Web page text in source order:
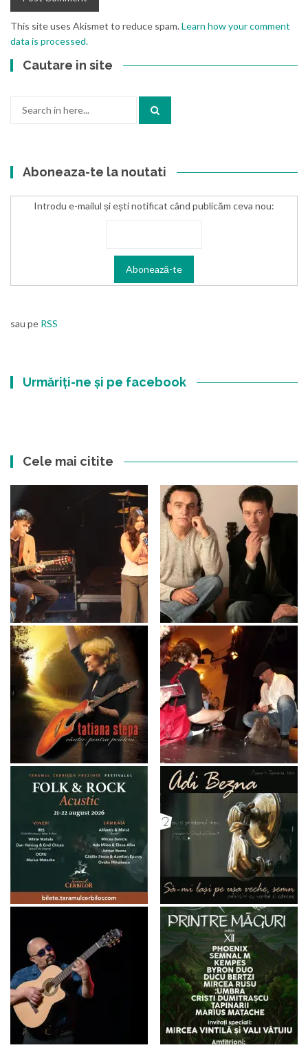
This site uses Akismet to reduce spam.Learn how your comment
data is processed.
Cautare in site
Aboneaza-te la noutati
Introdu e-mailul și ești notificat când publicăm ceva nou:
sau pe RSS
Urmăriți-ne și pe facebook
Cele mai citite